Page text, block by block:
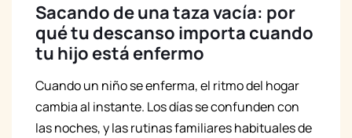
Sacando de una taza vacía: por
qué tu descanso importa cuando
tu hijo está enfermo
Cuando un niño se enferma, el ritmo del hogar
cambia al instante. Los días se confunden con
las noches, y las rutinas familiares habituales de